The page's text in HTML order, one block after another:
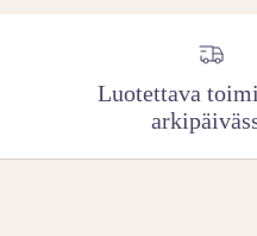
Luotettava